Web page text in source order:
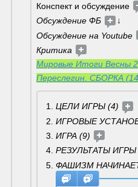
Конспект и обсуждение
Обсуждение ФБ
↓
Обсуждение на Youtube
Критика
Мировые Итоги Весны
Переслегин. СБОРКА
ЦЕЛИ ИГРЫ (4)
ИГРОВЫЕ
ИГРА (9)
РЕЗУЛЬТАТЫ ИГРЫ
ФАШИЗМ